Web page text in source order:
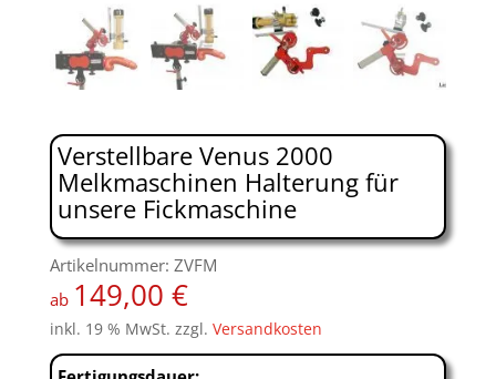
Verstellbare Venus 2000
Melkmaschinen Halterung für
unsere Fickmaschine
Artikelnummer: ZVFM
ab 149,00 €
inkl. 19 % MwSt. zzgl. Versandkosten